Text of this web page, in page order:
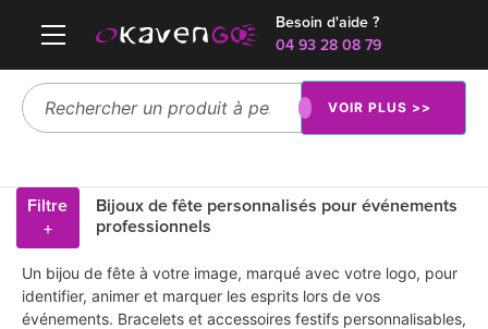
Besoin d'aide ?
04 93 28 08 79
VOIR PLUS >>
Filtre
+
Bijoux de fête personnalisés pour événements
professionnels
Un bijou de fête à votre image, marqué avec votre logo, pour
identifier, animer et marquer les esprits lors de vos
événements. Bracelets et accessoires festifs personnalisables,